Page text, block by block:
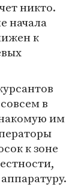
никто.
начала
к
в
им
к зоне